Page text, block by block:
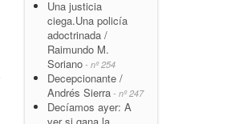
Una justicia
ciega.Una policía
adoctrinada /
Raimundo M.
Soriano - nº 254
Decepcionante /
Andrés Sierra - nº 247
Decíamos ayer: A